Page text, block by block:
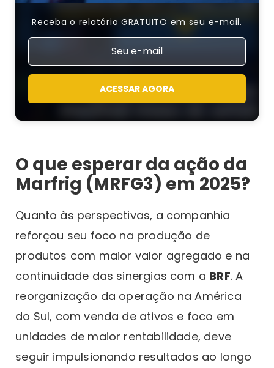
Receba o relatório GRATUITO em seu e-mail.
ACESSAR AGORA
O que esperar da ação da
Marfrig (MRFG3) em 2025?
Quanto às perspectivas, a companhia
reforçou seu foco na produção de
produtos com maior valor agregado e na
continuidade das sinergias com a BRF. A
reorganização da operação na América
do Sul, com venda de ativos e foco em
unidades de maior rentabilidade, deve
seguir impulsionando resultados ao longo